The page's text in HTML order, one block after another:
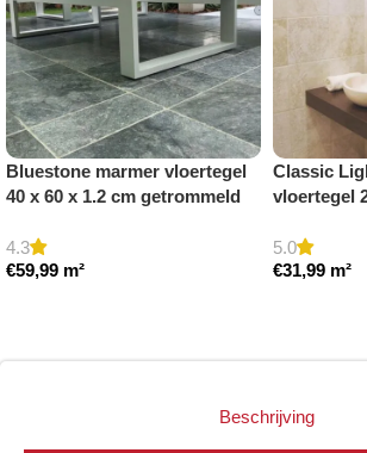
Bluestone marmer vloertegel
40 x 60 x 1.2 cm getrommeld
4.3
€59,99 m²
Classic
vloertegel
5.0
€31,99 m²
Beschrijving